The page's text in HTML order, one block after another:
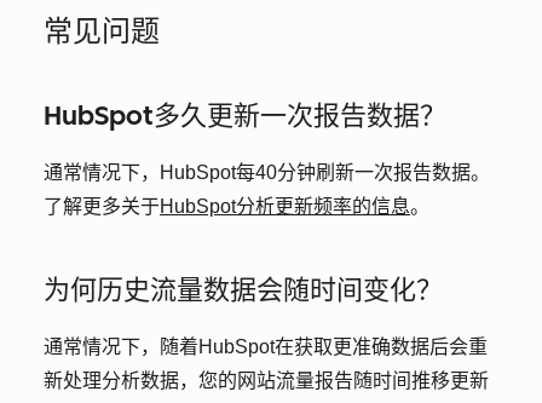
常见问题
HubSpot多久更新一次报告数据？
通常情况下，HubSpot每40分钟刷新一次报告数据。
了解更多关于HubSpot分析更新频率的信息。
为何历史流量数据会随时间变化？
通常情况下，随着HubSpot在获取更准确数据后会重
新处理分析数据，您的网站流量报告随时间推移更新